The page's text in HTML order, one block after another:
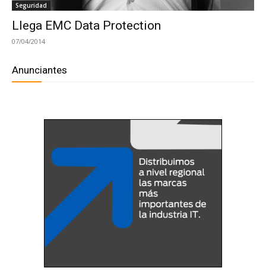
Seguridad
Llega EMC Data Protection
07/04/2014
Anunciantes